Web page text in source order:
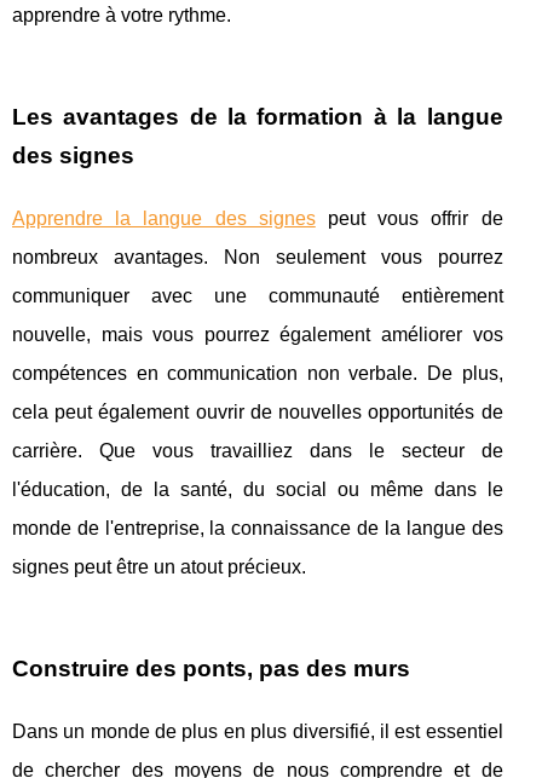
apprendre à votre rythme.
Les avantages de la formation à la langue
des signes
Apprendre la langue des signespeut vous offrir de
nombreux avantages. Non seulement vous pourrez
communiquer avec une communauté entièrement
nouvelle, mais vous pourrez également améliorer vos
compétences en communication non verbale. De plus,
cela peut également ouvrir de nouvelles opportunités de
carrière. Que vous travailliez dans le secteur de
l'éducation, de la santé, du social ou même dans le
monde de l'entreprise, la connaissance de la langue des
signes peut être un atout précieux.
Construire des ponts, pas des murs
Dans un monde de plus en plus diversifié, il est essentiel
de chercher des moyens de nous comprendre et de